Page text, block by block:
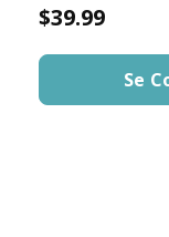
$39.99
Se